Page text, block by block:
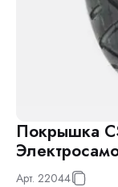
Покрышка
Арт. 22044